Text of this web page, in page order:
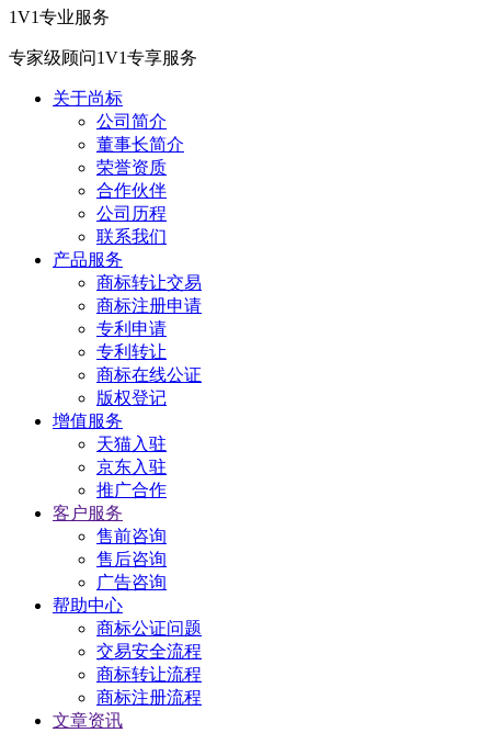
1V1专业服务
专家级顾问1V1专享服务
关于尚标
公司简介
董事长简介
荣誉资质
合作伙伴
公司历程
联系我们
产品服务
商标转让交易
商标注册申请
专利申请
专利转让
商标在线公证
版权登记
增值服务
天猫入驻
京东入驻
推广合作
客户服务
售前咨询
售后咨询
广告咨询
帮助中心
商标公证问题
交易安全流程
商标转让流程
商标注册流程
文章资讯